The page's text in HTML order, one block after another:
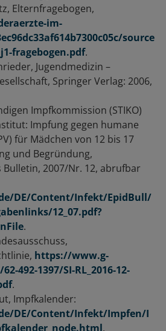
Elternfragebogen,
im-
source
fragebogen.pdf.
Jugendmedizin –
Springer Verlag: 2006,
Impfkommission (STIKO)
Impfung gegen humane
für Mädchen von 12 bis 17
und Begründung,
Bulletin, 2007/Nr. 12, abrufbar
DE/Content/Infekt/EpidBull/
12_07.pdf?
.
https://www.g-
492-1397/SI-RL_2016-12-
.
Impfkalender:
DE/Content/Infekt/Impfen/I
.